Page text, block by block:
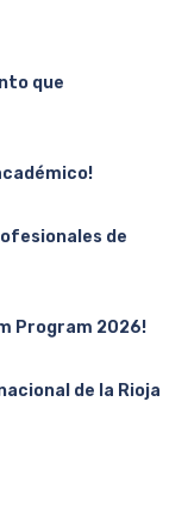
que
de
Program 2026!
de la Rioja